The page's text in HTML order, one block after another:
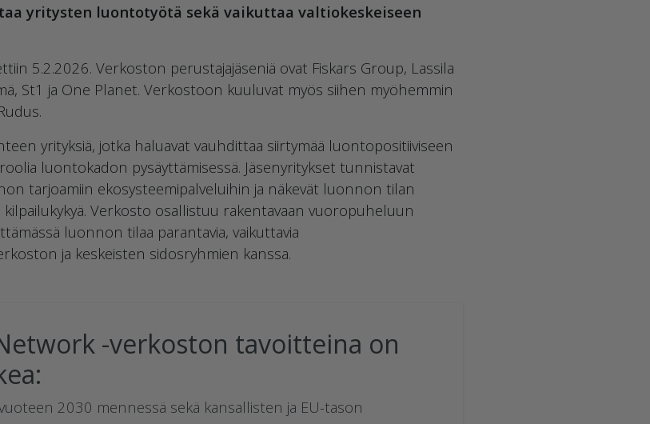
yritysten luontotyötä sekä vaikuttaa valtiokeskeiseen
5.2.2026. Verkoston perustajajäseniä ovat Fiskars Group, Lassila
St1 ja One Planet. Verkostoon kuuluvat myös siihen myöhemmin
yrityksiä, jotka haluavat vauhdittaa siirtymää luontopositiiviseen
luontokadon pysäyttämisessä. Jäsenyritykset tunnistavat
tarjoamiin ekosysteemipalveluihin ja näkevät luonnon tilan
kilpailukykyä. Verkosto osallistuu rakentavaan vuoropuheluun
luonnon tilaa parantavia, vaikuttavia
ja keskeisten sidosryhmien kanssa.
-verkoston tavoitteina on
2030 mennessä sekä kansallisten ja EU-tason